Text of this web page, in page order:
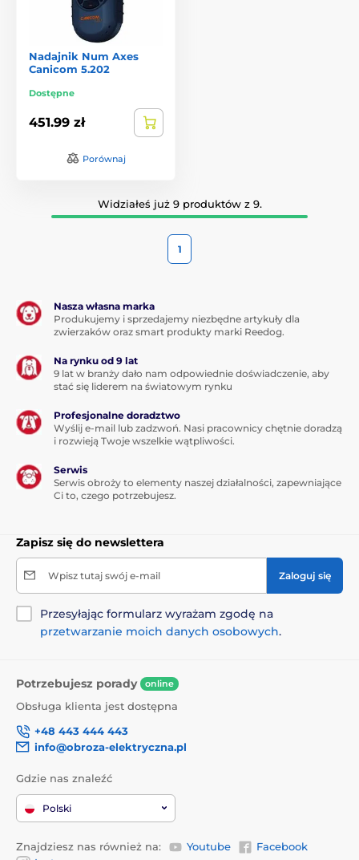
Nadajnik Num Axes
Canicom 5.202
Dostępne
451.99 zł
Porównaj
Widziałeś już 9 produktów z 9.
1
Nasza własna marka
Produkujemy i sprzedajemy niezbędne artykuły dla
zwierzaków oraz smart produkty marki Reedog.
Na rynku od 9 lat
9 lat w branży dało nam odpowiednie doświadczenie, aby
stać się liderem na światowym rynku
Profesjonalne doradztwo
Wyślij e-mail lub zadzwoń. Nasi pracownicy chętnie doradzą
i rozwieją Twoje wszelkie wątpliwości.
Serwis
Serwis obroży to elementy naszej działalności, zapewniające
Ci to, czego potrzebujesz.
Zapisz się do newslettera
Wpisz tutaj swój e-mail Zaloguj się
Przesyłając formularz wyrażam zgodę na
przetwarzanie moich danych osobowych.
Potrzebujesz porady online
Obsługa klienta jest dostępna
+48 443 444 443
info@obroza-elektryczna.pl
Gdzie nas znaleźć
Polski
Znajdziesz nas również na: Youtube
Facebook